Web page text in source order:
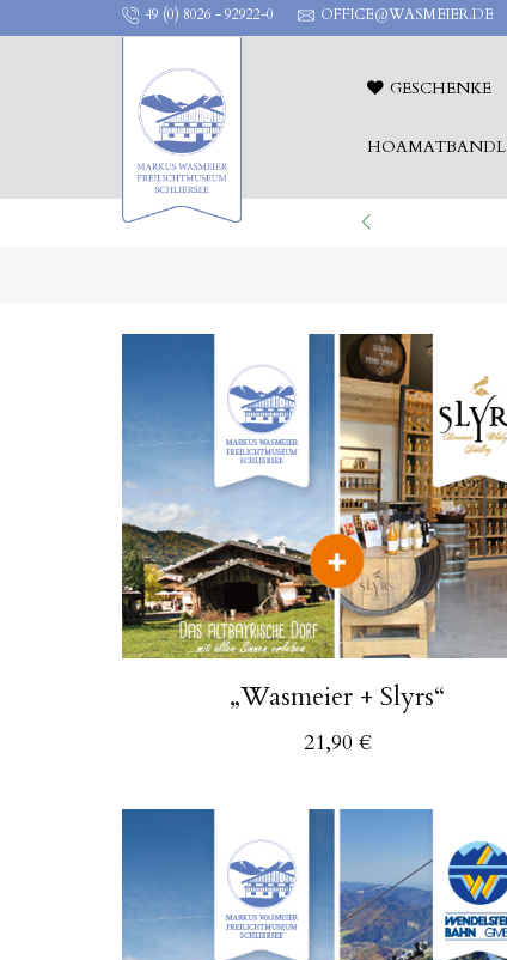
49 (0) 8026 - 92922-0 OFFICE@WASMEIER.DE
GESCHENKE
HOAMATBANDL
!
„Wasmeier + Slyrs“
21,90 €